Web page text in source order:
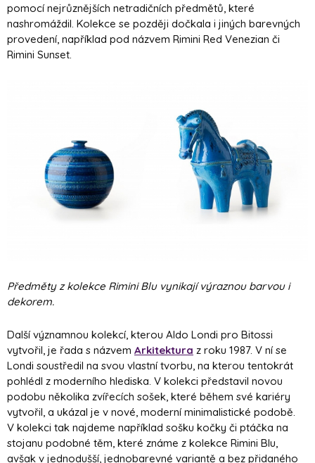
pomocí nejrůznějších netradičních předmětů, které
nashromáždil. Kolekce se později dočkala i jiných barevných
provedení, například pod názvem Rimini Red Venezian či
Rimini Sunset.
Předměty z kolekce Rimini Blu vynikají výraznou barvou i
dekorem.
Další významnou kolekcí, kterou Aldo Londi pro Bitossi
vytvořil, je řada s názvem Arkitektura z roku 1987. V ní se
Londi soustředil na svou vlastní tvorbu, na kterou tentokrát
pohlédl z moderního hlediska. V kolekci představil novou
podobu několika zvířecích sošek, které během své kariéry
vytvořil, a ukázal je v nové, moderní minimalistické podobě.
V kolekci tak najdeme například sošku kočky či ptáčka na
stojanu podobné těm, které známe z kolekce Rimini Blu,
avšak v jednodušší, jednobarevné variantě a bez přidaného